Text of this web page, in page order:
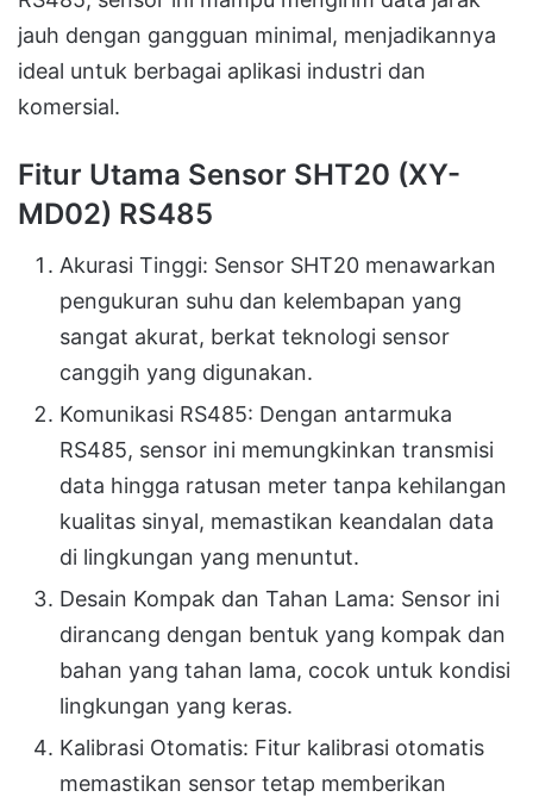
jauh dengan gangguan minimal, menjadikannya
ideal untuk berbagai aplikasi industri dan
komersial.
Fitur Utama Sensor SHT20 (XY-
MD02) RS485
Akurasi Tinggi: Sensor SHT20 menawarkan
pengukuran suhu dan kelembapan yang
sangat akurat, berkat teknologi sensor
canggih yang digunakan.
Komunikasi RS485: Dengan antarmuka
RS485, sensor ini memungkinkan transmisi
data hingga ratusan meter tanpa kehilangan
kualitas sinyal, memastikan keandalan data
di lingkungan yang menuntut.
Desain Kompak dan Tahan Lama: Sensor ini
dirancang dengan bentuk yang kompak dan
bahan yang tahan lama, cocok untuk kondisi
lingkungan yang keras.
Kalibrasi Otomatis: Fitur kalibrasi otomatis
memastikan sensor tetap memberikan